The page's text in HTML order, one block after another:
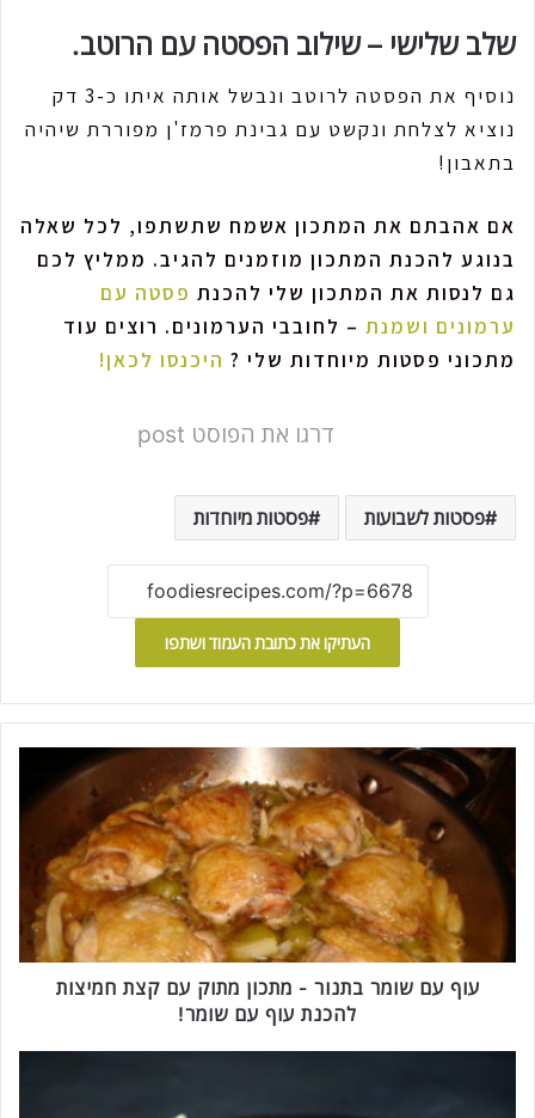
שלב שלישי – שילוב הפסטה עם הרוטב.
נוסיף את הפסטה לרוטב ונבשל אותה איתו כ-3 דק
נוציא לצלחת ונקשט עם גבינת פרמז'ן מפוררת שיהיה
בתאבון!
אם אהבתם את המתכון אשמח שתשתפו, לכל שאלה
בנוגע להכנת המתכון מוזמנים להגיב. ממליץ לכם
גם לנסות את המתכון שלי להכנת פסטה עם
ערמונים ושמנת – לחובבי הערמונים. רוצים עוד
מתכוני פסטות מיוחדות שלי ? היכנסו לכאן!
דרגו את הפוסט post
פסטות לשבועות פסטות מיוחדות
העתיקו את כתובת העמוד ושתפו
ר
עוף עם שומר בתנור - מתכון מתוק עם קצת חמיצות
להכנת עוף עם שומר!